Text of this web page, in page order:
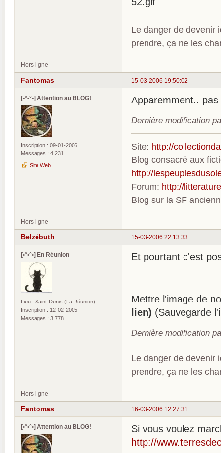
Le danger de devenir
prendre, ça ne les
Hors ligne
15-03-2006 19:50:02
Fantomas
[•°•°•] Attention au BLOG!
Inscription : 09-01-2006
Messages : 4 231
Site Web
Apparemment..
Dernière modification
Site: http://
Blog consacré aux
http://
Forum: http://
Blog sur la SF
Hors ligne
15-03-2006 22:13:33
Belzébuth
[•°•°•] En Réunion
Lieu : Saint-Denis (La Réunion)
Inscription : 12-02-2005
Messages : 3 778
Et pourtant c'est
Mettre l'image de
lien) (Sauvegarde
Dernière modification
Le danger de devenir
prendre, ça ne les
Hors ligne
16-03-2006 12:27:31
Fantomas
[•°•°•] Attention au BLOG!
Si vous voulez
http://